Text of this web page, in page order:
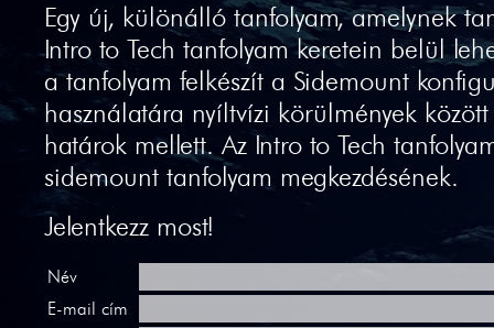
Egy új, különálló tanfolyam, amelynek
Intro to Tech tanfolyam keretein belül
a tanfolyam felkészít a Sidemount
használatára nyíltvízi körülmények
határok mellett. Az Intro to Tech
sidemount tanfolyam megkezdésének.
Jelentkezz most!
Név
E-mail cím